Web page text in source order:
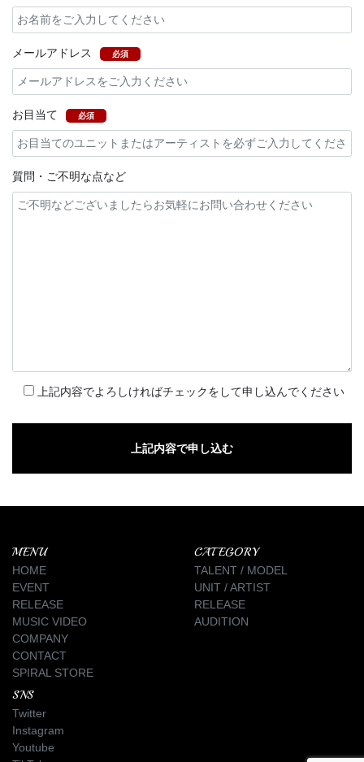
メールアドレス 必須
お目当て 必須
質問・ご不明な点など
上記内容でよろしければチェックをして申し込んでください
MENU
HOME
EVENT
RELEASE
MUSIC VIDEO
COMPANY
CONTACT
SPIRAL STORE
CATEGORY
TALENT / MODEL
UNIT / ARTIST
RELEASE
AUDITION
SNS
Twitter
Instagram
Youtube